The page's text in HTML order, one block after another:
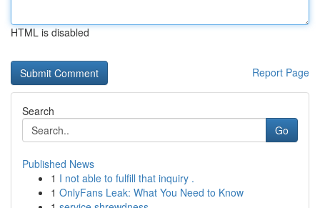
HTML is disabled
Report Page
Search
Go
Published News
1 I not able to fulfill that inquiry .
1 OnlyFans Leak: What You Need to Know